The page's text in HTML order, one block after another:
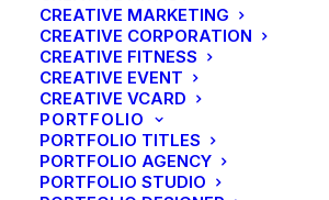
CREATIVE MARKETING
CREATIVE CORPORATION
CREATIVE FITNESS
CREATIVE EVENT
CREATIVE VCARD
PORTFOLIO
PORTFOLIO TITLES
PORTFOLIO AGENCY
PORTFOLIO STUDIO
Hamburg | Seiler
(touwslager), bakker